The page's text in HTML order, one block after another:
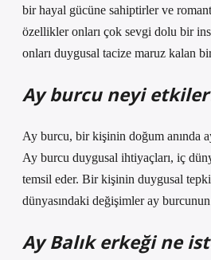
bir hayal gücüne sahiptirler ve
özellikler onları çok sevgi dolu bir
onları duygusal tacize maruz kalan
Ay burcu neyi
Ay burcu, bir kişinin doğum anında
Ay burcu duygusal ihtiyaçları, iç
temsil eder. Bir kişinin duygusal
dünyasındaki değişimler ay burcunun
Ay Balık erkeği ne